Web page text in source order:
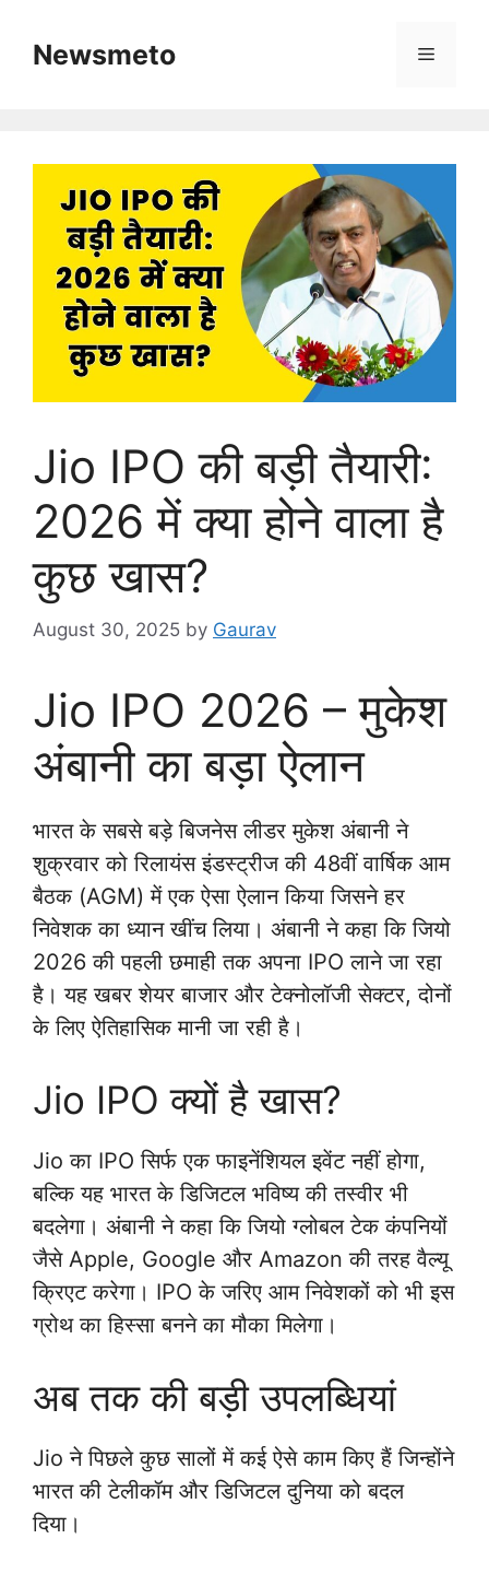
contentNewsmeto Menu
Jio IPO की बड़ी तैयारी:
2026 में क्या होने वाला है
कुछ खास?
August 30, 2025 by Gaurav
Jio IPO 2026 – मुकेश
अंबानी का बड़ा ऐलान
भारत के सबसे बड़े बिजनेस लीडर मुकेश अंबानी ने
शुक्रवार को रिलायंस इंडस्ट्रीज की 48वीं वार्षिक आम
बैठक (AGM) में एक ऐसा ऐलान किया जिसने हर
निवेशक का ध्यान खींच लिया। अंबानी ने कहा कि जियो
2026 की पहली छमाही तक अपना IPO लाने जा रहा
है। यह खबर शेयर बाजार और टेक्नोलॉजी सेक्टर, दोनों
के लिए ऐतिहासिक मानी जा रही है।
Jio IPO क्यों है खास?
Jio का IPO सिर्फ एक फाइनेंशियल इवेंट नहीं होगा,
बल्कि यह भारत के डिजिटल भविष्य की तस्वीर भी
बदलेगा। अंबानी ने कहा कि जियो ग्लोबल टेक कंपनियों
जैसे Apple, Google और Amazon की तरह वैल्यू
क्रिएट करेगा। IPO के जरिए आम निवेशकों को भी इस
ग्रोथ का हिस्सा बनने का मौका मिलेगा।
अब तक की बड़ी उपलब्धियां
Jio ने पिछले कुछ सालों में कई ऐसे काम किए हैं जिन्होंने
भारत की टेलीकॉम और डिजिटल दुनिया को बदल
दिया।